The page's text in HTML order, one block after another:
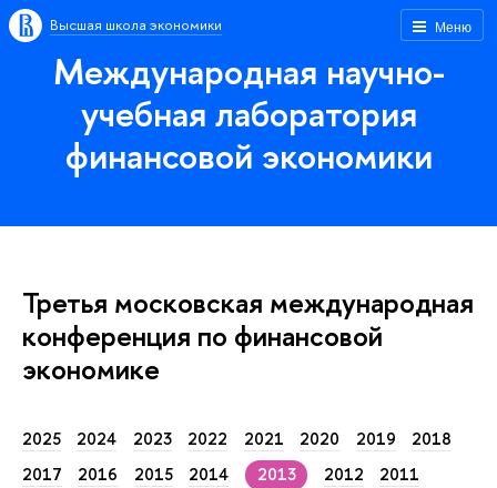
Меню
Высшая школа экономики
Международная научно-
учебная лаборатория
финансовой экономики
Третья московская международная
конференция по финансовой
экономике
2025 2024 2023 2022 2021 2020 2019
2018
2017
2016 2015 2014 2013 2012 2011